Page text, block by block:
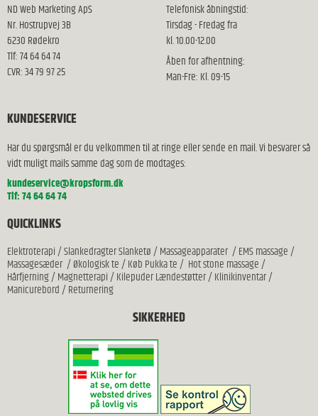
ND Web Marketing ApS
Nr. Hostrupvej 3B
6230 Rødekro
Tlf: 74 64 64 74
CVR: 34 79 97 25
Telefonisk åbningstid:
Tirsdag - Fredag fra
kl. 10.00-12.00
Åben for afhentning:
Man-Fre: Kl. 09-15
KUNDESERVICE
Har du spørgsmål er du velkommen til at ringe eller sende en mail. Vi besvarer så
vidt muligt mails samme dag som de modtages:
kundeservice@kropsform.dk
Tlf: 74 64 64 74
QUICKLINKS
Elektroterapi/Slankedragter Slanketø/Massageapparater/EMS massage/
Massagesæder/Økologisk te/Køb Pukka te/ Hot stone massage/
Hårfjerning/Magnetterapi/Kilepuder Lændestøtter/Klinikinventar/
Manicurebord/Returnering
SIKKERHED